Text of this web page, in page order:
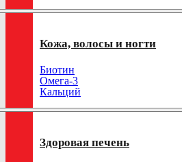
Кожа, волосы и ногти
Биотин
Омега-3
Кальций
Здоровая печень